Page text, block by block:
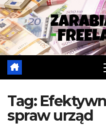
Skip
to
content
Tag:
spraw urząd